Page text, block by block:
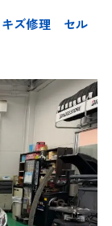
ズ修理 セル